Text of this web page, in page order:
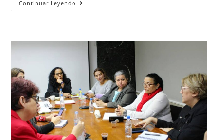
Continuar Leyendo